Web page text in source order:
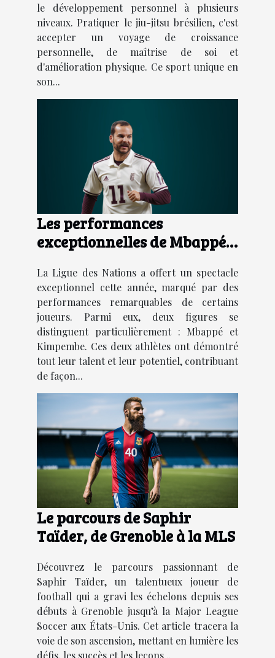
le développement personnel à plusieurs
niveaux. Pratiquer le jiu-jitsu brésilien, c'est
accepter un voyage de croissance
personnelle, de maîtrise de soi et
d'amélioration physique. Ce sport unique en
son...
Les performances
exceptionnelles de Mbappé
des Nations : analyse et
perspectives
La Ligue des Nations a offert un spectacle
exceptionnel cette année, marqué par des
performances remarquables de certains
joueurs. Parmi eux, deux figures se
distinguent particulièrement : Mbappé et
Kimpembe. Ces deux athlètes ont démontré
tout leur talent et leur potentiel, contribuant
de façon...
Le parcours de Saphir
Taïder, de Grenoble à la MLS
Découvrez le parcours passionnant de
Saphir Taïder, un talentueux joueur de
football qui a gravi les échelons depuis ses
débuts à Grenoble jusqu’à la Major League
Soccer aux États-Unis. Cet article tracera la
voie de son ascension, mettant en lumière les
défis, les succès et les leçons...